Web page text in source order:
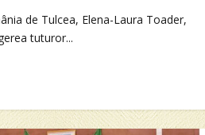
de Tulcea, Elena-Laura Toader,
tuturor...